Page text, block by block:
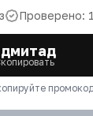
Проверено: